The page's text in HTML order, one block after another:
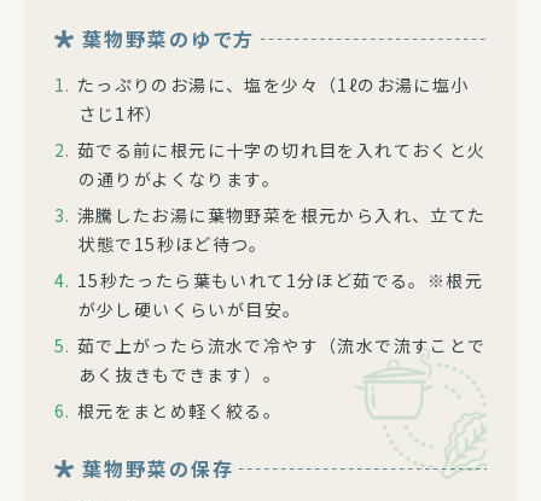
葉物野菜のゆで方
たっぷりのお湯に、塩を少々（1ℓのお湯に塩小
さじ1杯）
茹でる前に根元に十字の切れ目を入れておくと火
の通りがよくなります。
沸騰したお湯に葉物野菜を根元から入れ、立てた
状態で15秒ほど待つ。
15秒たったら葉もいれて1分ほど茹でる。※根元
が少し硬いくらいが目安。
茹で上がったら流水で冷やす（流水で流すことで
あく抜きもできます）。
根元をまとめ軽く絞る。
葉物野菜の保存